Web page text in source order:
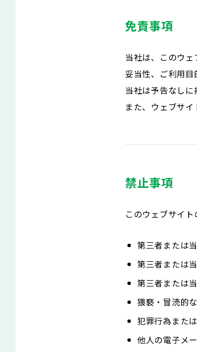
免責事項
当社は、このウ
妥当性、ご利用目
当社は予告なしに
また、ウェブサイ
禁止事項
このウェブサイト
第三者または
第三者または
第三者または
猥褻・冒涜的
犯罪行為また
他人の電子メ